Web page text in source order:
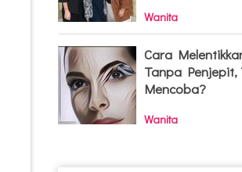
Wanita
Cara
Tanpa Penjepit,
Mencoba?
Wanita